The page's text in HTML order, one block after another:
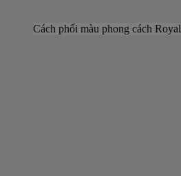
Cách phối màu phong cách Royal